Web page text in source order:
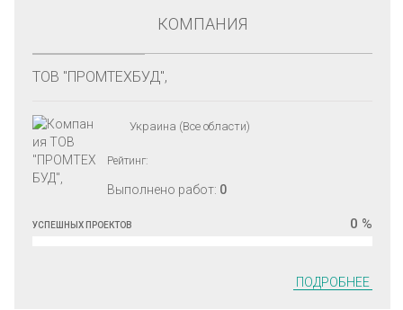
КОМПАНИЯ
ТОВ "ПРОМТЕХБУД",
Украина (Все области)
Рейтинг:
Выполнено работ: 0
0 %
УСПЕШНЫХ ПРОЕКТОВ
ПОДРОБНЕЕ